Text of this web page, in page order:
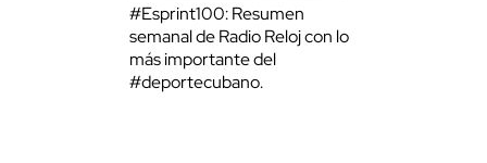
#Esprint100: Resumen
semanal de Radio Reloj con lo
más importante del
#deportecubano.